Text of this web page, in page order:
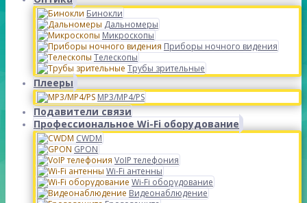
Бинокли
Дальномеры
Микроскопы
Приборы ночного видения
Телескопы
Трубы зрительные
Плееры
MP3/MP4/PS
Подавители связи
Профессиональное Wi-Fi оборудование
CWDM
GPON
VoIP телефония
Wi-Fi антенны
Wi-Fi оборудование
Видеонаблюдение